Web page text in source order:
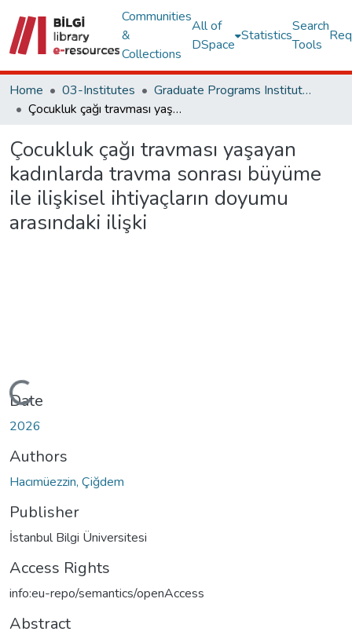
Communities
&
Collections
All of
DSpace
Statistics
Search
Tools
Home 03-Institutes
Graduate Programs Institute Thesis Collection
Çocukluk çağı travması yaşayan kadınlarda travma sonrası büyüme ile ilişkisel ihtiyaçların doyumu arasındaki ilişki
Çocukluk çağı travması yaşayan
kadınlarda travma sonrası büyüme
ile ilişkisel ihtiyaçların doyumu
arasındaki ilişki
Date
2026
Authors
Hacımüezzin, Çiğdem
Publisher
İstanbul Bilgi Üniversitesi
Access Rights
info:eu-repo/semantics/openAccess
Abstract